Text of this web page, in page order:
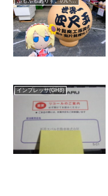
インプレッサ(GH8)